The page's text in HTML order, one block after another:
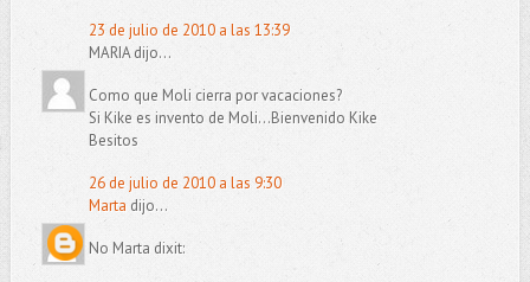
23 de julio de 2010 a las 13:39
MARIA dijo...
Como que Moli cierra por vacaciones?
Si Kike es invento de Moli...Bienvenido Kike
Besitos
26 de julio de 2010 a las 9:30
Marta dijo...
No Marta dixit: